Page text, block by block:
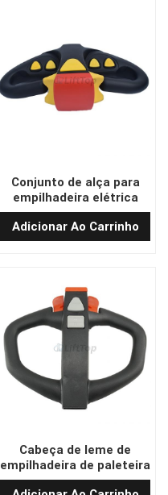
Conjunto de alça para
empilhadeira elétrica
com preço de fábrica
C84663-00
Adicionar Ao Carrinho
Cabeça de leme de
empilhadeira de paleteira
de boa qualidade T400C-